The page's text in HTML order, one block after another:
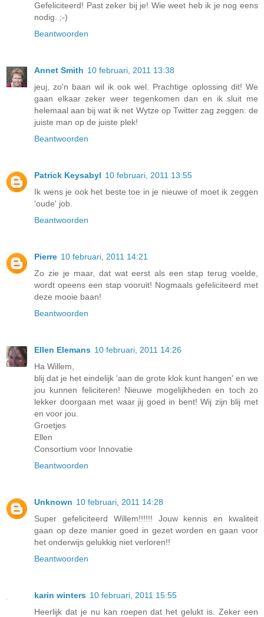
Gefeliciteerd! Past zeker bij je! Wie weet heb ik je nog eens
nodig. ;-)
Beantwoorden
Annet Smith 10 februari, 2011 13:38
jeuj, zo'n baan wil ik ook wel. Prachtige oplossing dit! We
gaan elkaar zeker weer tegenkomen dan en ik sluit me
helemaal aan bij wat ik net Wytze op Twitter zag zeggen: de
juiste man op de juiste plek!
Beantwoorden
Patrick Keysabyl 10 februari, 2011 13:55
Ik wens je ook het beste toe in je nieuwe of moet ik zeggen
'oude' job.
Beantwoorden
Pierre 10 februari, 2011 14:21
Zo zie je maar, dat wat eerst als een stap terug voelde,
wordt opeens een stap vooruit! Nogmaals gefeliciteerd met
deze mooie baan!
Beantwoorden
Ellen Elemans 10 februari, 2011 14:26
Ha Willem,
blij dat je het eindelijk 'aan de grote klok kunt hangen' en we
jou kunnen feliciteren! Nieuwe mogelijkheden en toch zo
lekker doorgaan met waar jij goed in bent! Wij zijn blij met
en voor jou.
Groetjes
Ellen
Consortium voor Innovatie
Beantwoorden
Unknown 10 februari, 2011 14:28
Super gefeliciteerd Willem!!!!!! Jouw kennis en kwaliteit
gaan op deze manier goed in gezet worden en gaan voor
het onderwijs gelukkig niet verloren!!
Beantwoorden
karin winters 10 februari, 2011 15:55
Heerlijk dat je nu kan roepen dat het gelukt is. Zeker een